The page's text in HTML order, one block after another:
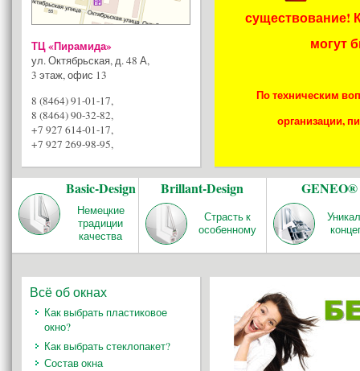
ТЦ «Пирамида»
ул. Октябрьская, д. 48 А,
3 этаж, офис 13
8 (8464) 91-01-17,
8 (8464) 90-32-82,
+7 927 614-01-17,
+7 927 269-98-95,
существование!
могут
По техническим
организации,
Basic-Design
Немецкие
традиции
качества
Brillant-Design
Страсть к
особенному
GENEO®
Всё об окнах
Как выбрать пластиковое
окно?
Как выбрать стеклопакет?
Состав окна